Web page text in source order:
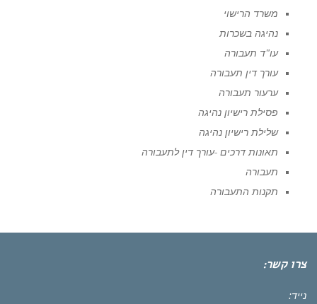
משרד הרישוי
נהיגה בשכרות
עו"ד תעבורה
עורך דין תעבורה
ערעור תעבורה
פסילת רישיון נהיגה
שלילת רישיון נהיגה
תאונות דרכים -עורך דין לתעבורה
תעבורה
תקנות התעבורה
צרו קשר:
נייד: